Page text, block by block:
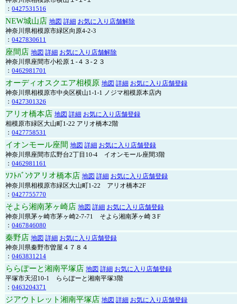
： 0427531516
NEW城山店 地図 詳細 お気に入り店舗解除
神奈川県相模原市緑区向原4-2-3
： 0427830611
座間店 地図 詳細 お気に入り店舗解除
神奈川県座間市小松原１-４３-２３
： 0462981701
オーディオスクエア相模原 地図 詳細 お気に入り店舗登録
神奈川県相模原市中央区横山1-1-1 ノジマ相模原本店内
： 0427301326
アリオ橋本店 地図 詳細 お気に入り店舗登録
相模原市緑区大山町1-22 アリオ橋本2階
： 0427758531
イオンモール座間 地図 詳細 お気に入り店舗登録
神奈川県座間市広野台2丁目10-4 イオンモール座間3階
： 0462981161
ｿﾌﾄﾊﾞﾝｸアリオ橋本店 地図 詳細 お気に入り店舗登録
神奈川県相模原市緑区大山町1-22 アリオ橋本2F
： 0427755770
そよら湘南茅ヶ崎店 地図 詳細 お気に入り店舗登録
神奈川県茅ヶ崎市茅ヶ崎2‐7‐71 そよら湘南茅ヶ崎３F
： 0467846080
秦野店 地図 詳細 お気に入り店舗登録
神奈川県秦野市曽屋４７８４
： 0463831214
ららぽーと湘南平塚店 地図 詳細 お気に入り店舗登録
平塚市天沼10-1 ららぽーと湘南平塚3階
： 0463204371
ジアウトレット湘南平塚店 地図 詳細 お気に入り店舗登録